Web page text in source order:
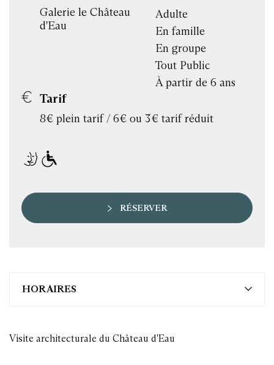
Galerie le Château
d'Eau
Adulte
En famille
En groupe
Tout Public
À partir de 6 ans
Tarif
8€ plein tarif / 6€ ou 3€ tarif réduit
RÉSERVER
HORAIRES
Visite architecturale du Château d'Eau